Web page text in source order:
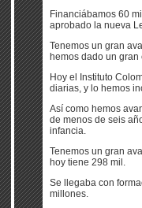
Financiábamos 60
aprobado la nueva
Tenemos un gran
hemos dado un gran
Hoy el Instituto
diarias, y lo hemos
Así como hemos
de menos de seis
infancia.
Tenemos un gran
hoy tiene 298 mil.
Se llegaba con
millones.